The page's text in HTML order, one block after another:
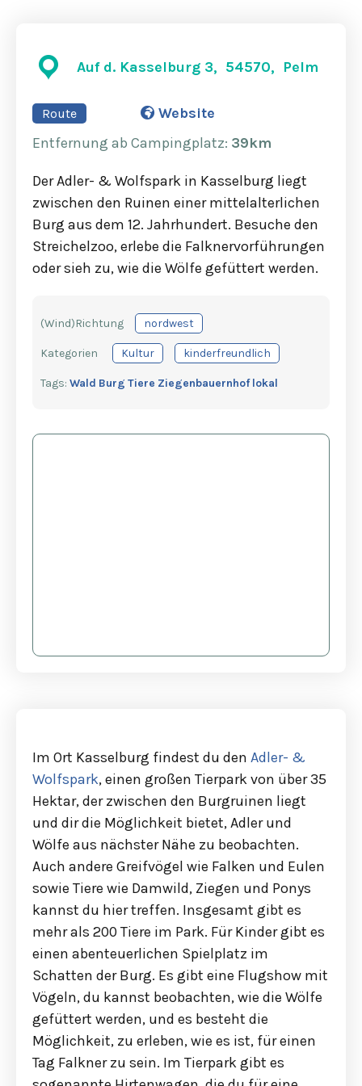
Auf d. Kasselburg 3, 54570, Pelm
Route
Website
Entfernung ab Campingplatz: 39km
Der Adler- & Wolfspark in Kasselburg liegt
zwischen den Ruinen einer mittelalterlichen
Burg aus dem 12. Jahrhundert. Besuche den
Streichelzoo, erlebe die Falknervorführungen
oder sieh zu, wie die Wölfe gefüttert werden.
(Wind)Richtung nordwest
Kategorien Kultur kinderfreundlich
Tags: Wald Burg Tiere Ziegenbauernhof lokal
Im Ort Kasselburg findest du den Adler- &
Wolfspark, einen großen Tierpark von über 35
Hektar, der zwischen den Burgruinen liegt
und dir die Möglichkeit bietet, Adler und
Wölfe aus nächster Nähe zu beobachten.
Auch andere Greifvögel wie Falken und Eulen
sowie Tiere wie Damwild, Ziegen und Ponys
kannst du hier treffen. Insgesamt gibt es
mehr als 200 Tiere im Park. Für Kinder gibt es
einen abenteuerlichen Spielplatz im
Schatten der Burg. Es gibt eine Flugshow mit
Vögeln, du kannst beobachten, wie die Wölfe
gefüttert werden, und es besteht die
Möglichkeit, zu erleben, wie es ist, für einen
Tag Falkner zu sein. Im Tierpark gibt es